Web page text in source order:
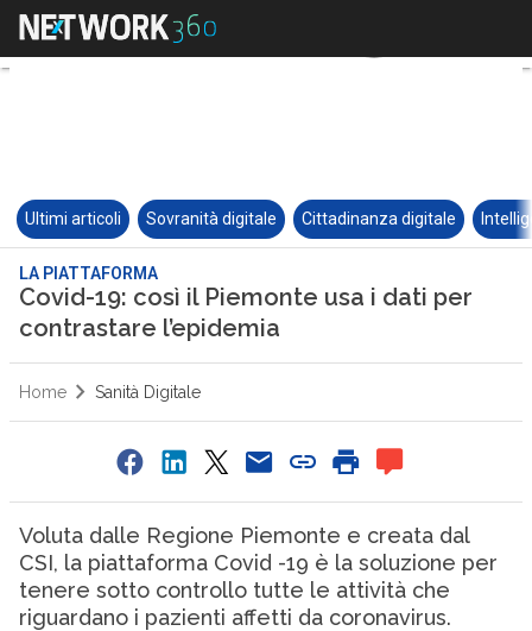
Ultimi articoli Sovranità digitale Cittadinanza digitale
LA PIATTAFORMA
Covid-19: così il Piemonte usa i dati per
contrastare l’epidemia
Home Sanità Digitale
Voluta dalle Regione Piemonte e creata dal
CSI, la piattaforma Covid -19 è la soluzione per
tenere sotto controllo tutte le attività che
riguardano i pazienti affetti da coronavirus.